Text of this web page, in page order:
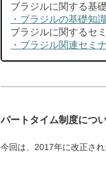
ブラジルに関する基
・ブラジルの基礎知
ブラジルに関するセ
・ブラジル関連セミ
パートタイム制度につ
今回は、2017年に改正さ